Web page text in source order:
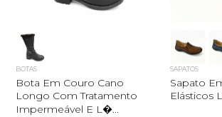
BOTAS
Bota Em Couro Cano
Longo Com Tratamento
Impermeável E L�...
SAPATOS
Sapato
Elásticos